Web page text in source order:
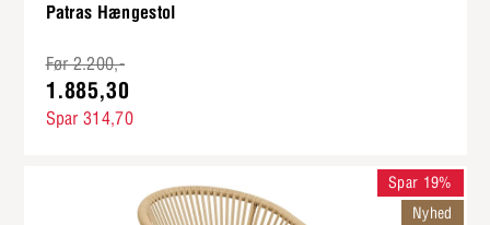
Patras Hængestol
Før 2.200,-
1.885,30
Spar 314,70
Spar 19%
Nyhed